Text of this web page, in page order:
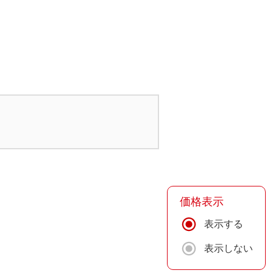
価格表示
表示する
表示しない